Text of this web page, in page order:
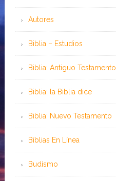
Autores
Biblia – Estudios
Biblia: Antiguo Testamento
Biblia: la Biblia dice
Biblia: Nuevo Testamento
Bíblias En Línea
Budismo